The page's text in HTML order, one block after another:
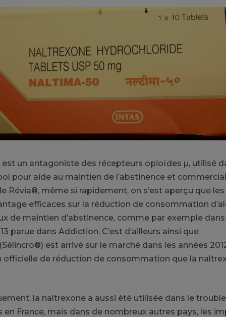
est un antagoniste des récepteurs opioïdes µ, utilisé
pour aide au maintien de l’abstinence et
Révia®, même si rapidement, on s’est aperçu que
efficaces sur la réduction de consommation
de maintien d’abstinence, comme par exemple
parue dans Addiction. C’est d’ailleurs ainsi que
(Sélincro®) est arrivé sur le marché dans les années
officielle de réduction de consommation que la
la naltrexone a aussi été utilisée dans le trouble
en France, mais dans de nombreux autres pays, les